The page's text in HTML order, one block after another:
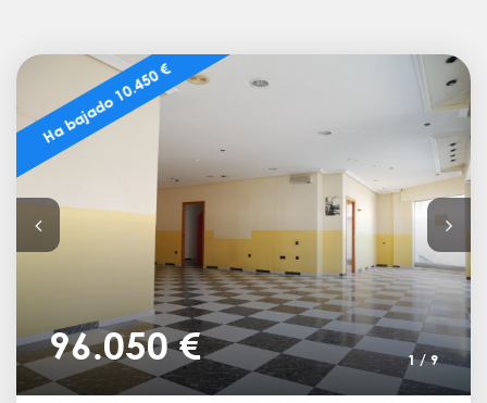
Ha bajado 10.450 €
96.050 € 1/9